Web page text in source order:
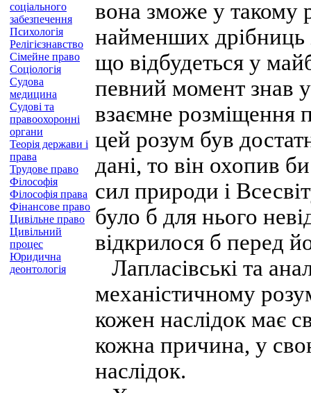
соціального
забезпечення
Психологія
Релігієзнавство
Сімейне право
Соціологія
Судова
медицина
Судові та
правоохоронні
органи
Теорія держави і
права
Трудове право
Філософія
Філософія права
Фінансове право
Цивільне право
Цивільний
процес
Юридична
деонтологія
вона зможе у такому
найменших дрібниць
що відбудеться у
певний момент знав
взаємне розміщення
цей розум був
дані, то він охопив
сил природи і
було б для нього
відкрилося б перед
Лапласівські та
механістичному
кожен наслідок має
кожна причина, у
наслідок.